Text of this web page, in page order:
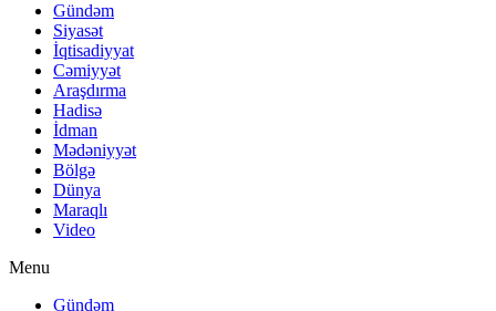
Gündəm
Siyasət
İqtisadiyyat
Cəmiyyət
Araşdırma
Hadisə
İdman
Mədəniyyət
Bölgə
Dünya
Maraqlı
Video
Menu
Gündəm